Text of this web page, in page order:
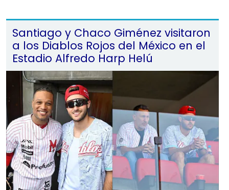
Santiago y Chaco Giménez visitaron
a los Diablos Rojos del México en el
Estadio Alfredo Harp Helú